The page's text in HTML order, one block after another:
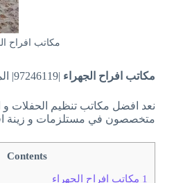
مكاتب افراح
مكاتب افراح الجهراء |97246119| الملكة الكويتية
نعد افضل مكاتب تنظيم الحفلات و
متخصصون في مستلزمات و زينة
Contents
1 مكاتب افراح الجهراء